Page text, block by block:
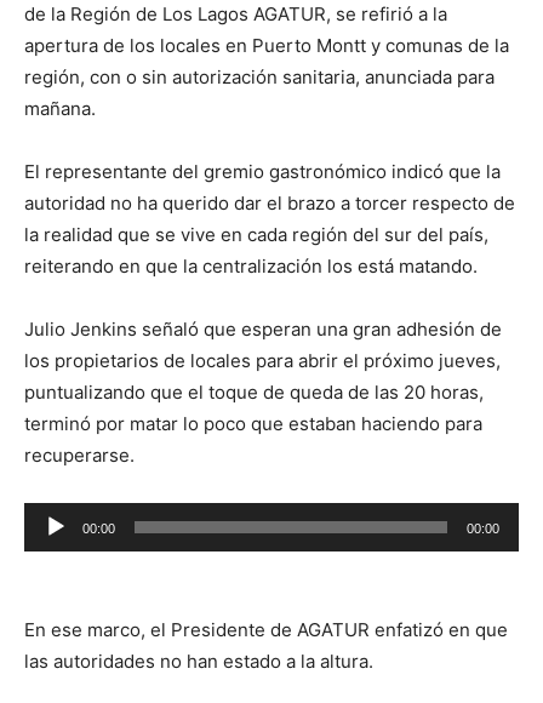
de la Región de Los Lagos AGATUR, se refirió a la
apertura de los locales en Puerto Montt y comunas de la
región, con o sin autorización sanitaria, anunciada para
mañana.
El representante del gremio gastronómico indicó que la
autoridad no ha querido dar el brazo a torcer respecto de
la realidad que se vive en cada región del sur del país,
reiterando en que la centralización los está matando.
Julio Jenkins señaló que esperan una gran adhesión de
los propietarios de locales para abrir el próximo jueves,
puntualizando que el toque de queda de las 20 horas,
terminó por matar lo poco que estaban haciendo para
recuperarse.
Reproductor
de
00:00 00:00
En ese marco, el Presidente de AGATUR enfatizó en que
las autoridades no han estado a la altura.